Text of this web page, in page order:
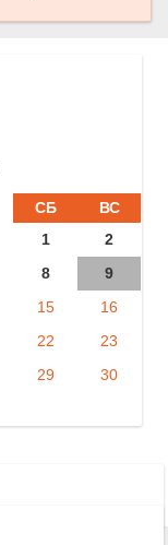
СБ
ВС
1
2
8
9
15
16
22
23
29
30